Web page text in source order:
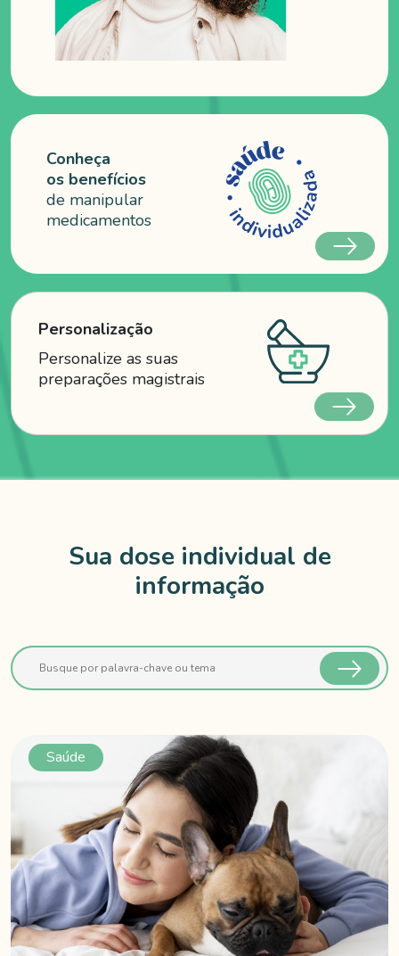
Conheça
os benefícios
de manipular
medicamentos
Personalização
Personalize as suas
preparações magistrais
Sua dose individual de
informação
Saúde